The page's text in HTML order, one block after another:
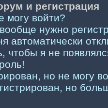
и регистрация
могу войти?
нужно
автоматически
чтобы я не
но не могу
но